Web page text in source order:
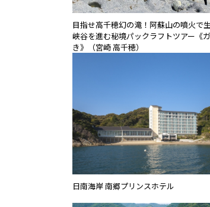
目指せ高千穂幻の滝！阿蘇山の噴火で
峡谷を進む秘境パックラフトツアー《
き》（宮崎 高千穂）
日南海岸 南郷プリンスホテル